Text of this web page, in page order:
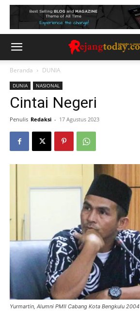
Beranda DUNIA
DUNIA NASIONAL
Cintai Negeri
Penulis Redaksi - 17 Agustus 2023
Yurmartin, Alumni PMII Cabang Kota Bengkulu 2004